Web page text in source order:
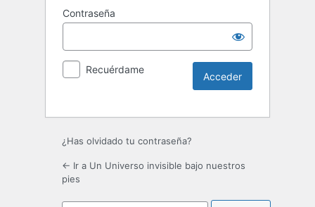
Contraseña
Recuérdame
¿Has olvidado tu contraseña?
← Ir a Un Universo invisible bajo nuestros
pies